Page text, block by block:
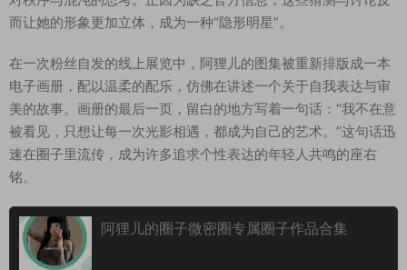
而让她的形象更加立体，成为一种“隐形明星”。
在一次粉丝自发的线上展览中，阿狸儿的图集被重新排版成一本
电子画册，配以温柔的配乐，仿佛在讲述一个关于自我表达与审
美的故事。画册的最后一页，留白的地方写着一句话：“我不在意
被看见，只想让每一次光影相遇，都成为自己的艺术。”这句话迅
速在圈子里流传，成为许多追求个性表达的年轻人共鸣的座右
铭。
阿狸儿的圈子微密圈专属圈子作品合集